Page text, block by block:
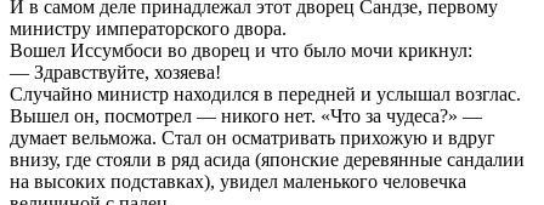
И в самом деле принадлежал этот дворец Сандзе, первому
министру императорского двора.
Вошел Иссумбоси во дворец и что было мочи крикнул:
— Здравствуйте, хозяева!
Случайно министр находился в передней и услышал возглас.
Вышел он, посмотрел — никого нет. «Что за чудеса?» —
думает вельможа. Стал он осматривать прихожую и вдруг
внизу, где стояли в ряд асида (японские деревянные сандалии
на высоких подставках), увидел маленького человечка